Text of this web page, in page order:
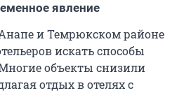
явление
и Темрюкском районе
искать способы
объекты снизили
отдых в отелях с